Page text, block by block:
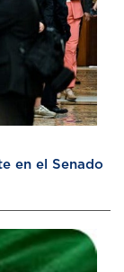
en el Senado